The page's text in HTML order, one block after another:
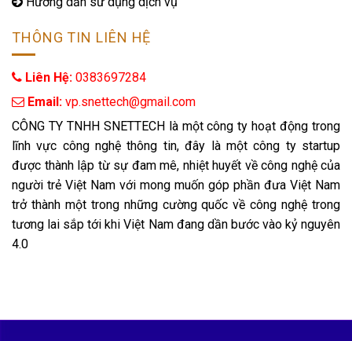
THÔNG TIN LIÊN HỆ
Liên Hệ: 0383697284
Email: vp.snettech@gmail.com
CÔNG TY TNHH SNETTECH là một công ty hoạt động trong
lĩnh vực công nghệ thông tin, đây là một công ty startup
được thành lập từ sự đam mê, nhiệt huyết về công nghệ của
người trẻ Việt Nam với mong muốn góp phần đưa Việt Nam
trở thành một trong những cường quốc về công nghệ trong
tương lai sắp tới khi Việt Nam đang dần bước vào kỷ nguyên
4.0